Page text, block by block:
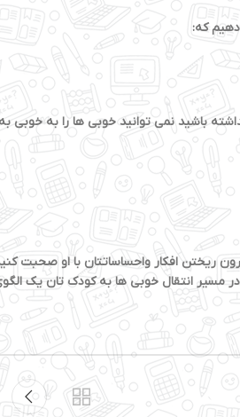
دهیم که:
باشید نمی توانید خوبی ها را به خوبی
ریختن افکار واحساساتتان با او
انتقال خوبی ها به کودک تان یک الگوی